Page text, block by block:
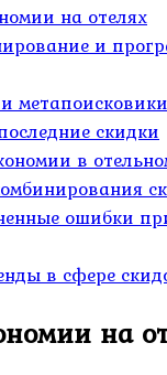
на отелях
и
метапоисковики
скидки
в
ошибки
в сфере
на